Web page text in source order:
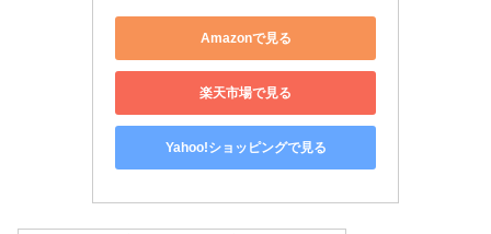
Amazonで見る
楽天市場で見る
Yahoo!ショッピングで見る